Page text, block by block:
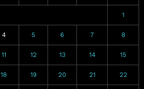
1
4 5 6 7 8
11 12 13 14 15
18 19 20 21 22